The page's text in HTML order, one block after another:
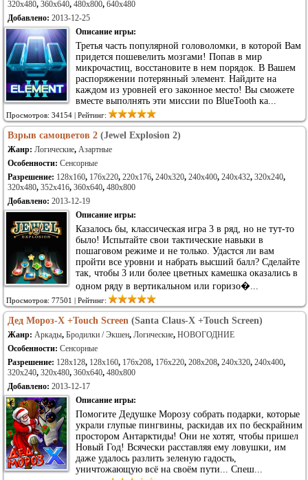
320x480, 360x640, 480x800, 640x480
Добавлено: 2013-12-25
Описание игры:
Третья часть популярной головоломки, в которой Вам
придется пошевелить мозгами! Попав в мир
микрочастиц, восстановите в нем порядок. В Вашем
распоряжении потерянный элемент. Найдите на
каждом из уровней его законное место! Вы сможете
вместе выполнять эти миссии по BlueTooth ка...
Просмотров: 34154 | Рейтинг:
Взрыв самоцветов 2 (Jewel Explosion 2)
Жанр: Логические, Азартные
Особенности: Сенсорные
Разрешение: 128x160, 176x220, 220x176, 240x320, 240x400, 240x432, 320x240,
320x480, 352x416, 360x640, 480x800
Добавлено: 2013-12-19
Описание игры:
Казалось бы, классическая игра 3 в ряд, но не тут-то
было! Испытайте свои тактические навыки в
пошаговом режиме и не только. Удастся ли вам
пройти все уровни и набрать высший балл? Сделайте
так, чтобы 3 или более цветных камешка оказались в
одном ряду в вертикальном или горизо�...
Просмотров: 77501 | Рейтинг:
Дед Мороз-X +Touch Screen (Santa Claus-X +Touch Screen)
Жанр: Аркады, Бродилки / Экшен, Логические, НОВОГОДНИЕ
Особенности: Сенсорные
Разрешение: 128x128, 128x160, 176x208, 176x220, 208x208, 240x320, 240x400,
320x240, 320x480, 360x640, 480x800
Добавлено: 2013-12-17
Описание игры:
Помогите Дедушке Морозу собрать подарки, которые
украли глупые пингвины, раскидав их по бескрайним
простором Антарктиды! Они не хотят, чтобы пришел
Новый Год! Всячески расставляя ему ловушки, им
даже удалось разлить зеленую гадость,
уничтожающую всё на своём пути... Спеш...